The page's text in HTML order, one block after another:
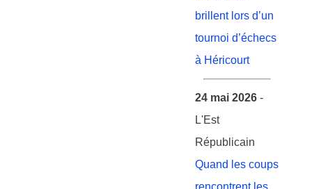
brillent lors d’un
tournoi d’échecs
à Héricourt
24 mai 2026 -
L'Est
Républicain
Quand les coups
rencontrent les